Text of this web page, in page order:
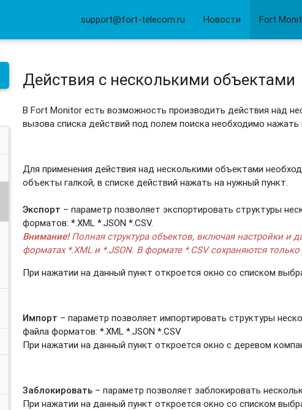
support@fort-telecom.ru Новости Fort
Действия с несколькими объектами
В Fort Monitor есть возможность производить действия над
вызова списка действий под полем поиска необходимо
Для применения действия над несколькими объектами
объекты галкой, в списке действий нажать на нужный пункт.
Экспорт – параметр позволяет экспортировать структуры
форматов: *.XML *.JSON *.CSV.
Внимание!Полная структура объектов, включая настройки и
форматах *.XML и *.JSON. В формате *.CSV сохраняются
При нажатии на данный пункт откроется окно со списком
Импорт – параметр позволяет импортировать структуры
файла форматов: *.XML *.JSON *.CSV
При нажатии на данный пункт откроется окно с деревом
Заблокировать – параметр позволяет заблокировать
При нажатии на данный пункт откроется окно со списком